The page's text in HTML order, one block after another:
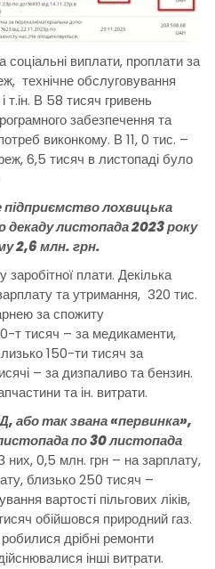
виплати, проплати за
технічне обслуговування
т.ін. В 58 тисяч гривень
забезпечення та
виконкому. В 11, 0 тис. –
6,5 тисяч в листопаді було
підприємство лохвицька
декаду листопада 2023 року
2,6 млн. грн.
заробітної плати. Декілька
та утримання, 320 тис.
за спожиту
т тисяч – за медикаменти,
150-ти тисяч за
– за дизпаливо та бензин.
та ін. витрати.
так звана «первинка»,
по 30 листопада
них, 0,5 млн. грн – на зарплату,
близько 250 тисяч –
вартості пільгових ліків,
обійшовся природний газ.
дрібні ремонти
інші витрати.